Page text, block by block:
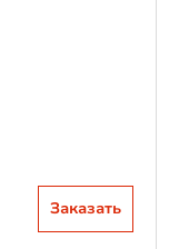
Заказать